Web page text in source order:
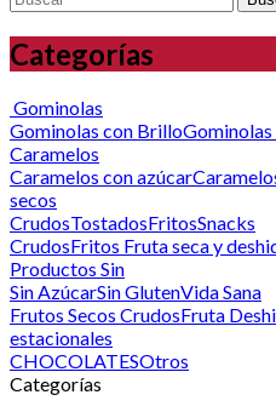
Categorías
Gominolas
Gominolas con Brillo
Caramelos
Caramelos con azúcar
secos
CrudosTostadosFritosSnacks
CrudosFritos Fruta seca y
Productos Sin
Sin AzúcarSin GlutenVida Sana
Frutos Secos CrudosFruta
estacionales
CHOCOLATESOtros
Categorías